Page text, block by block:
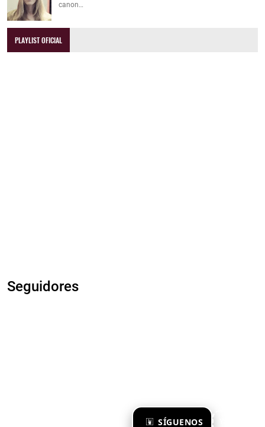
SÍGUENOS
canon…
PLAYLIST OFICIAL
Seguidores